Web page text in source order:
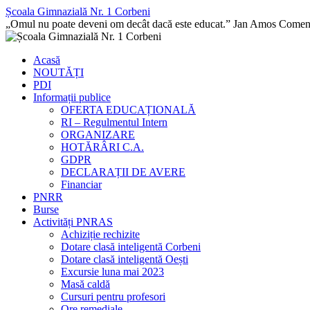
Școala Gimnazială Nr. 1 Corbeni
„Omul nu poate deveni om decât dacă este educat.” Jan Amos
Acasă
NOUTĂȚI
PDI
Informații publice
OFERTA EDUCAȚIONALĂ
RI – Regulmentul Intern
ORGANIZARE
HOTĂRÂRI C.A.
GDPR
DECLARAȚII DE AVERE
Financiar
PNRR
Burse
Activități PNRAS
Achiziție rechizite
Dotare clasă inteligentă Corbeni
Dotare clasă inteligentă Oești
Excursie luna mai 2023
Masă caldă
Cursuri pentru profesori